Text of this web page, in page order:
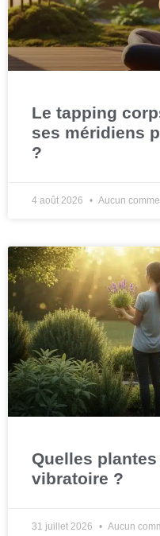
Le tapping
ses méridiens
?
4 août 2026 Aucun
Quelles
vibratoire ?
31 juillet 2026 Aucun